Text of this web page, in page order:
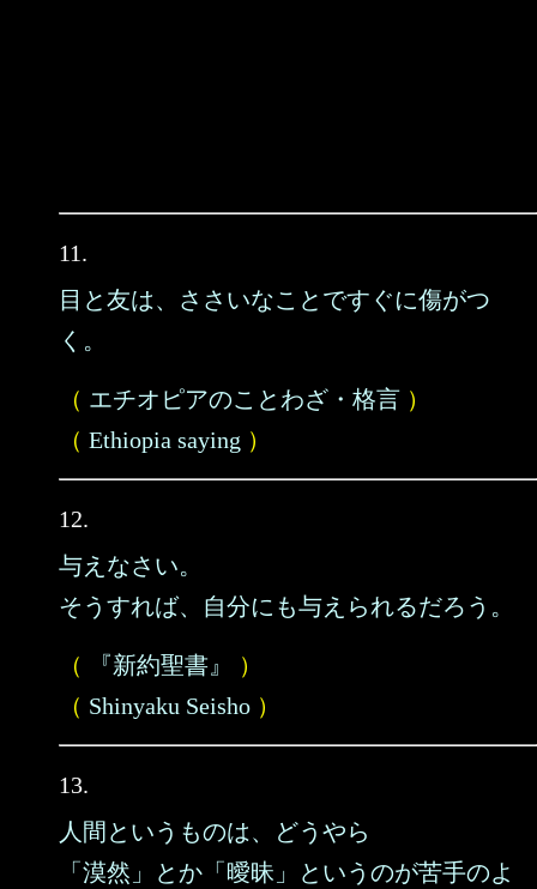
11.
目と友は、ささいなことですぐに傷がつ
く。
（ エチオピアのことわざ・格言 ）
（ Ethiopia saying ）
12.
与えなさい。
そうすれば、自分にも与えられるだろう。
（ 『新約聖書』
）
（ Shinyaku Seisho ）
13.
人間というものは、どうやら
「漠然」とか「曖昧」というのが苦手のよ